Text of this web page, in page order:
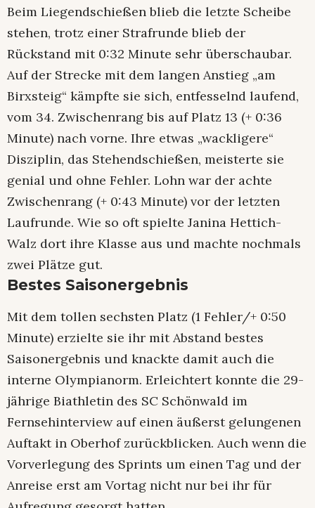
Beim Liegendschießen blieb die letzte Scheibe
stehen, trotz einer Strafrunde blieb der
Rückstand mit 0:32 Minute sehr überschaubar.
Auf der Strecke mit dem langen Anstieg „am
Birxsteig“ kämpfte sie sich, entfesselnd laufend,
vom 34. Zwischenrang bis auf Platz 13 (+ 0:36
Minute) nach vorne. Ihre etwas „wackligere“
Disziplin, das Stehendschießen, meisterte sie
genial und ohne Fehler. Lohn war der achte
Zwischenrang (+ 0:43 Minute) vor der letzten
Laufrunde. Wie so oft spielte Janina Hettich-
Walz dort ihre Klasse aus und machte nochmals
zwei Plätze gut.
Bestes Saisonergebnis
Mit dem tollen sechsten Platz (1 Fehler/+ 0:50
Minute) erzielte sie ihr mit Abstand bestes
Saisonergebnis und knackte damit auch die
interne Olympianorm. Erleichtert konnte die 29-
jährige Biathletin des SC Schönwald im
Fernsehinterview auf einen äußerst gelungenen
Auftakt in Oberhof zurückblicken. Auch wenn die
Vorverlegung des Sprints um einen Tag und der
Anreise erst am Vortag nicht nur bei ihr für